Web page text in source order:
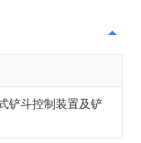
铲斗控制装置及铲